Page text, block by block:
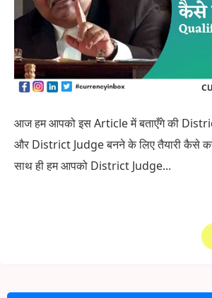
आज हम आपको इस Article में बताएँगे की
और District Judge बनने के लिए तैयारी कैसे करे
साथ ही हम आपको District Judge...